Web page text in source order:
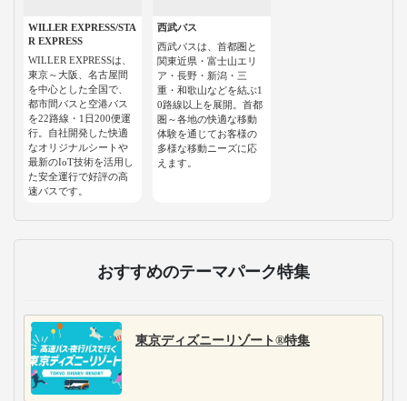
WILLER EXPRESS/STA
R EXPRESS
WILLER EXPRESSは、
東京～大阪、名古屋間
を中心とした全国で、
都市間バスと空港バス
を22路線・1日200便運
行。自社開発した快適
なオリジナルシートや
最新のIoT技術を活用し
た安全運行で好評の高
速バスです。
西武バス
西武バスは、首都圏と
関東近県・富士山エリ
ア・長野・新潟・三
重・和歌山などを結ぶ1
0路線以上を展開。首都
圏～各地の快適な移動
体験を通じてお客様の
多様な移動ニーズに応
えます。
おすすめのテーマパーク特集
東京ディズニーリゾート®特集